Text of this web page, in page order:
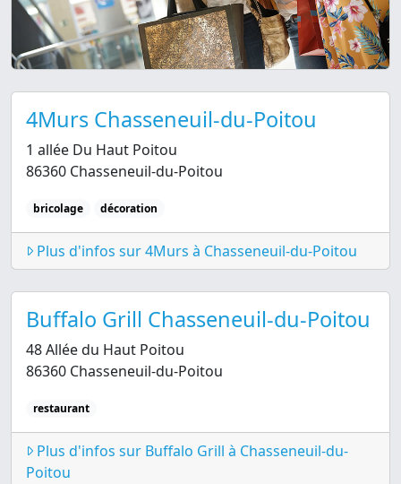
4Murs Chasseneuil-du-Poitou
1 allée Du Haut Poitou
86360 Chasseneuil-du-Poitou
bricolage décoration
Plus d'infos sur 4Murs à Chasseneuil-du-Poitou
Buffalo Grill Chasseneuil-du-Poitou
48 Allée du Haut Poitou
86360 Chasseneuil-du-Poitou
restaurant
Plus d'infos sur Buffalo Grill à Chasseneuil-du-
Poitou